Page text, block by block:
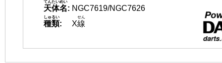
天体名
てんたいめい
: NGC7619/NGC7626
種類
しゅるい
: X線
せん